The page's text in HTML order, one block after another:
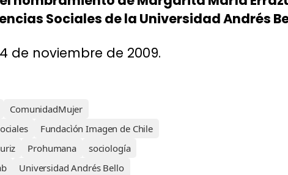
Sociales de la Universidad Andrés
de noviembre de 2009.
ComunidadMujer
Fundacìón Imagen de Chile
Prohumana
sociología
Universidad Andrés Bello